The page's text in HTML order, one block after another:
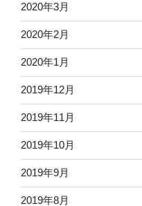
2020年3月
2020年2月
2020年1月
2019年12月
2019年11月
2019年10月
2019年9月
2019年8月